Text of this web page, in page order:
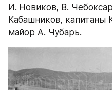
И. Новиков, В.
Кабашников, капитаны
майор А. Чубарь.